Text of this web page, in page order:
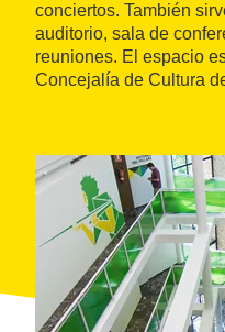
conciertos. También
auditorio, sala de
reuniones. El espacio
Concejalía de Cultura